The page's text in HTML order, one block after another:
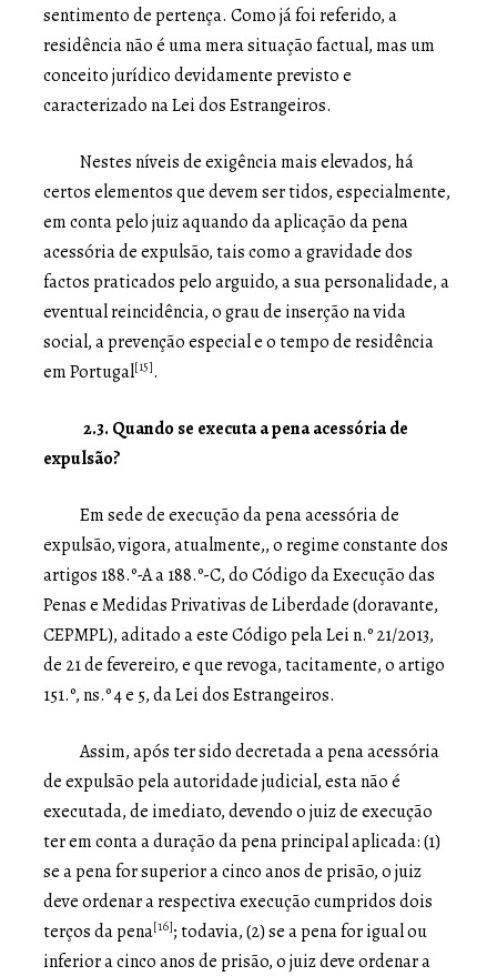
sentimento de pertença. Como já foi referido, a
residência não é uma mera situação factual, mas um
conceito jurídico devidamente previsto e
caracterizado na Lei dos Estrangeiros.
Nestes níveis de exigência mais elevados, há
certos elementos que devem ser tidos, especialmente,
em conta pelo juiz aquando da aplicação da pena
acessória de expulsão, tais como a gravidade dos
factos praticados pelo arguido, a sua personalidade, a
eventual reincidência, o grau de inserção na vida
social, a prevenção especial e o tempo de residência
em Portugal[15].
2.3. Quando se executa a pena acessória de
expulsão?
Em sede de execução da pena acessória de
expulsão, vigora, atualmente,, o regime constante dos
artigos 188.º-A a 188.º-C, do Código da Execução das
Penas e Medidas Privativas de Liberdade (doravante,
CEPMPL), aditado a este Código pela Lei n.º 21/2013,
de 21 de fevereiro, e que revoga, tacitamente, o artigo
151.º, ns.º 4 e 5, da Lei dos Estrangeiros.
Assim, após ter sido decretada a pena acessória
de expulsão pela autoridade judicial, esta não é
executada, de imediato, devendo o juiz de execução
ter em conta a duração da pena principal aplicada: (1)
se a pena for superior a cinco anos de prisão, o juiz
deve ordenar a respectiva execução cumpridos dois
terços da pena[16]; todavia, (2) se a pena for igual ou
inferior a cinco anos de prisão, o juiz deve ordenar a